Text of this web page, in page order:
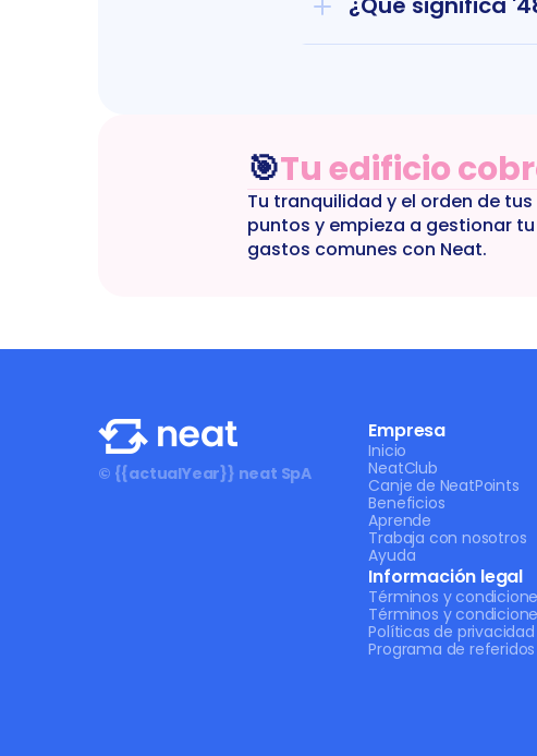
🎯Tu edificio
Tu tranquilidad y el orden de
puntos y empieza a gestionar
gastos comunes con Neat.
Empresa
Inicio
NeatClub
Canje de NeatPoints
Beneficios
Aprende
Trabaja con nosotros
Ayuda
Información legal
Términos y
Términos y
Políticas de privacidad
Programa de referidos
© {{actualYear}} neat SpA